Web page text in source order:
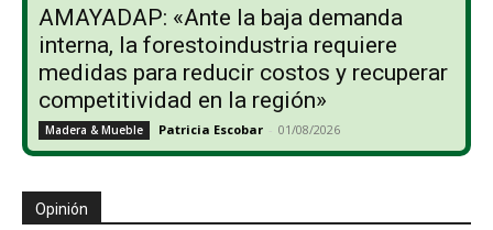
AMAYADAP: «Ante la baja demanda
interna, la forestoindustria requiere
medidas para reducir costos y recuperar
competitividad en la región»
Madera & Mueble Patricia Escobar - 01/08/2026
Opinión